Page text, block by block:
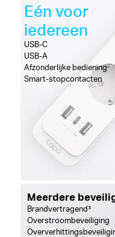
Eén voor
iedereen
USB-C
USB-A
Afzonderlijke bediening
Smart-stopcontacten
Meerdere
Brandvertragend³
Overstroombeveiliging